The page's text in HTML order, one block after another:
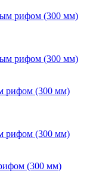
рифом (300 мм)
рифом (300 мм)
рифом (300 мм)
рифом (300 мм)
(300 мм)